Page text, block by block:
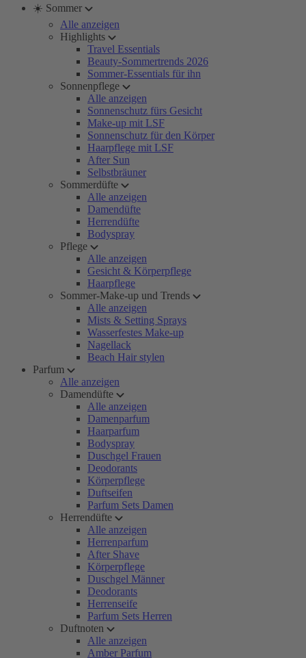
☀️ Sommer
Alle anzeigen
Highlights
Travel Essentials
Beauty-Sommertrends 2026
Sommer-Essentials für ihn
Sonnenpflege
Alle anzeigen
Sonnenschutz fürs Gesicht
Make-up mit LSF
Sonnenschutz für den Körper
Haarpflege mit LSF
After Sun
Selbstbräuner
Sommerdüfte
Alle anzeigen
Damendüfte
Herrendüfte
Bodyspray
Pflege
Alle anzeigen
Gesicht & Körperpflege
Haarpflege
Sommer-Make-up und Trends
Alle anzeigen
Mists & Setting Sprays
Wasserfestes Make-up
Nagellack
Beach Hair stylen
Parfum
Alle anzeigen
Damendüfte
Alle anzeigen
Damenparfum
Haarparfum
Bodyspray
Duschgel Frauen
Deodorants
Körperpflege
Duftseifen
Parfum Sets Damen
Herrendüfte
Alle anzeigen
Herrenparfum
After Shave
Körperpflege
Duschgel Männer
Deodorants
Herrenseife
Parfum Sets Herren
Duftnoten
Alle anzeigen
Amber Parfum